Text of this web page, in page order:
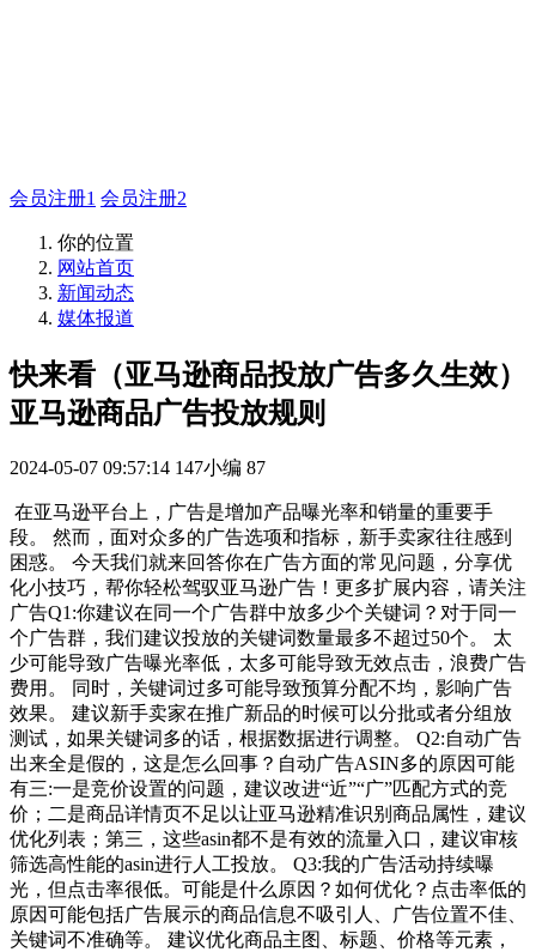
会员注册1 会员注册2
你的位置
网站首页
新闻动态
媒体报道
快来看（亚马逊商品投放广告多久生效）
亚马逊商品广告投放规则
2024-05-07 09:57:14 147小编 87
在亚马逊平台上，广告是增加产品曝光率和销量的重要手
段。 然而，面对众多的广告选项和指标，新手卖家往往感到
困惑。 今天我们就来回答你在广告方面的常见问题，分享优
化小技巧，帮你轻松驾驭亚马逊广告！更多扩展内容，请关注
广告Q1:你建议在同一个广告群中放多少个关键词？对于同一
个广告群，我们建议投放的关键词数量最多不超过50个。 太
少可能导致广告曝光率低，太多可能导致无效点击，浪费广告
费用。 同时，关键词过多可能导致预算分配不均，影响广告
效果。 建议新手卖家在推广新品的时候可以分批或者分组放
测试，如果关键词多的话，根据数据进行调整。 Q2:自动广告
出来全是假的，这是怎么回事？自动广告ASIN多的原因可能
有三:一是竞价设置的问题，建议改进“近”“广”匹配方式的竞
价；二是商品详情页不足以让亚马逊精准识别商品属性，建议
优化列表；第三，这些asin都不是有效的流量入口，建议审核
筛选高性能的asin进行人工投放。 Q3:我的广告活动持续曝
光，但点击率很低。可能是什么原因？如何优化？点击率低的
原因可能包括广告展示的商品信息不吸引人、广告位置不佳、
关键词不准确等。 建议优化商品主图、标题、价格等元素，